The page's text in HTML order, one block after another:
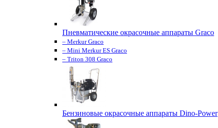
Пневматические окрасочные аппараты Graco
– Merkur Graco
– Mini Merkur ES Graco
– Triton 308 Graco
Бензиновые окрасочные аппараты Dino-Power